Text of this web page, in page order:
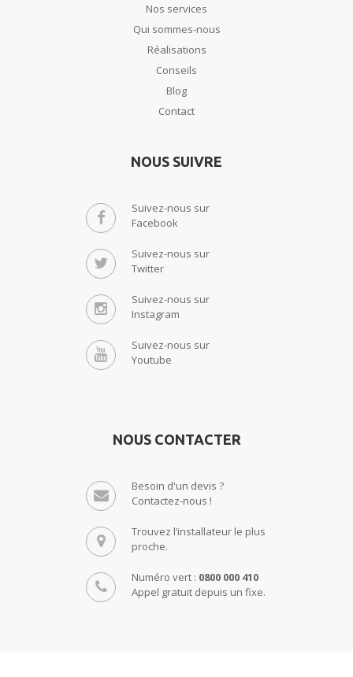
Nos services
Qui sommes-nous
Réalisations
Conseils
Blog
Contact
NOUS SUIVRE
Suivez-nous sur
Facebook
Suivez-nous sur
Twitter
Suivez-nous sur
Instagram
Suivez-nous sur
Youtube
NOUS CONTACTER
Besoin d'un devis ?
Contactez-nous !
Trouvez l’installateur le plus
proche.
Numéro vert : 0800 000 410
Appel gratuit depuis un fixe.